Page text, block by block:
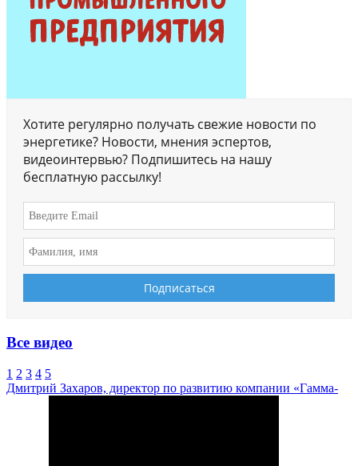
Хотите регулярно получать свежие новости по
энергетике? Новости, мнения эспертов,
видеоинтервью? Подпишитесь на нашу
бесплатную рассылку!
Все видео
1 2 3 4 5
Дмитрий Захаров, директор по развитию компании «Гамма-